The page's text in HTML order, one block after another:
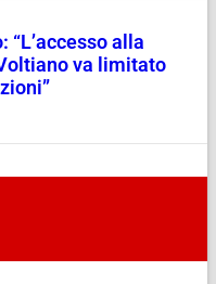
“L’accesso alla
va limitato